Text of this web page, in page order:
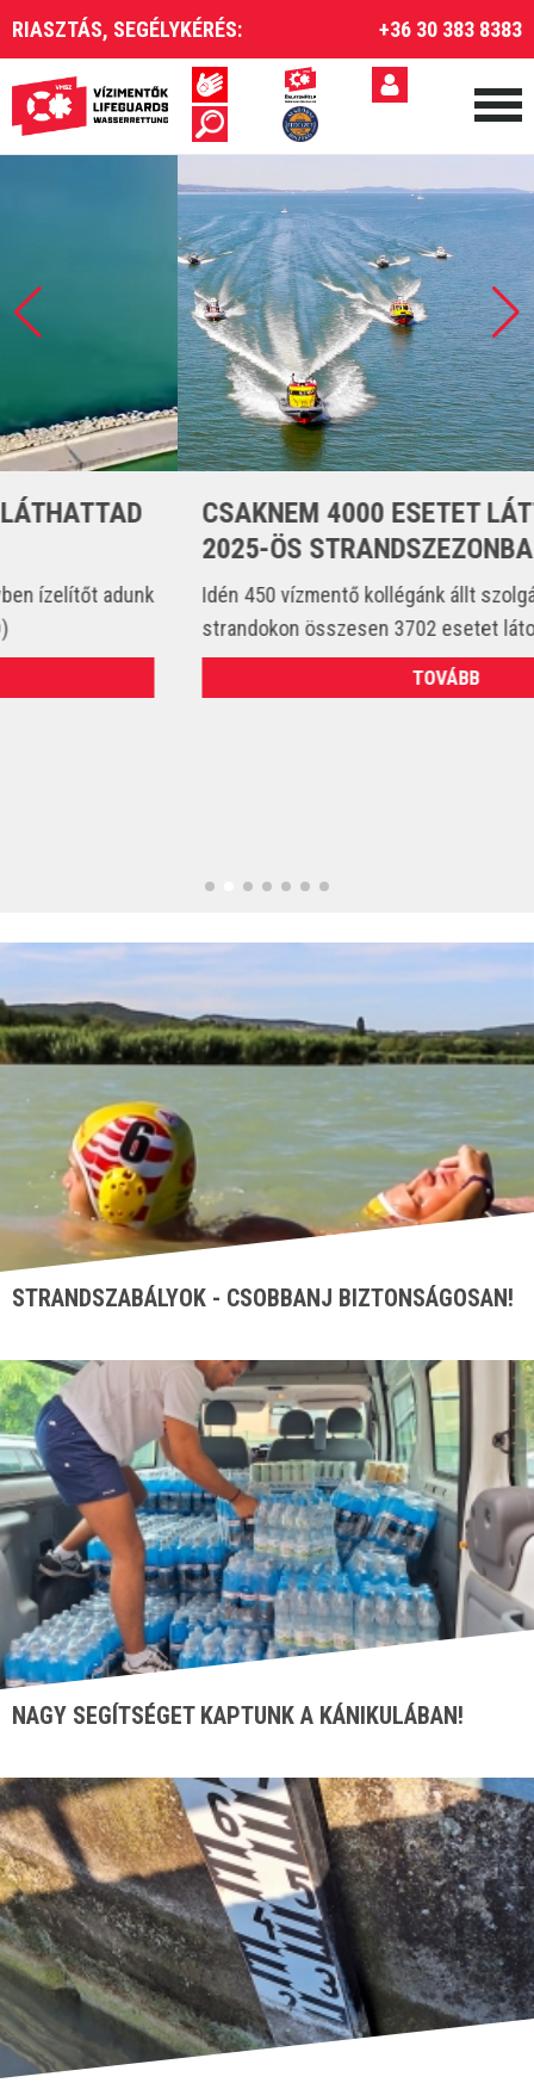
RIASZTÁS, SEGÉLYKÉRÉS: +36 30 383 8383
CSAKNEM 4000 ESETET LÁTTUNK EL A
2025-ÖS STRANDSZEZONBAN
Idén 450 vízmentő kollégánk állt szolgálatba és csak a
strandokon összesen 3702 esetet látott el. (VIDEÓ)
STRANDSZABÁLYOK - CSOBBANJ BIZTONSÁGOSAN!
NAGY SEGÍTSÉGET KAPTUNK A KÁNIKULÁBAN!